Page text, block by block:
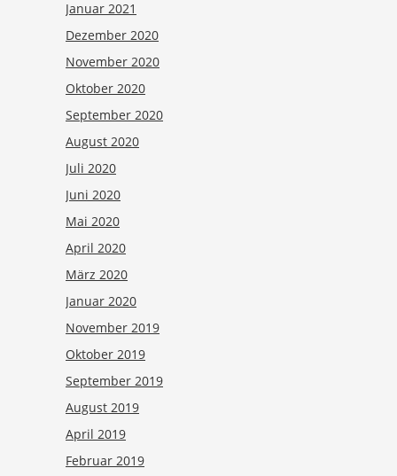
Januar 2021
Dezember 2020
November 2020
Oktober 2020
September 2020
August 2020
Juli 2020
Juni 2020
Mai 2020
April 2020
März 2020
Januar 2020
November 2019
Oktober 2019
September 2019
August 2019
April 2019
Februar 2019